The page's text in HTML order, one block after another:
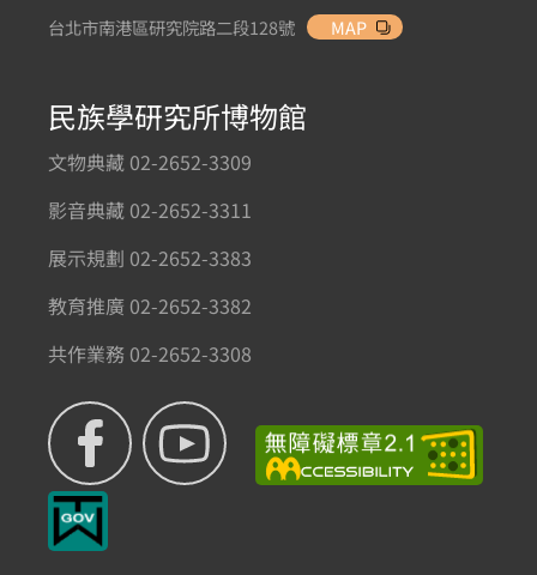
台北市南港區研究院路二段128號 MAP
民族學研究所博物館
文物典藏 02-2652-3309
影音典藏 02-2652-3311
展示規劃 02-2652-3383
教育推廣 02-2652-3382
共作業務 02-2652-3308